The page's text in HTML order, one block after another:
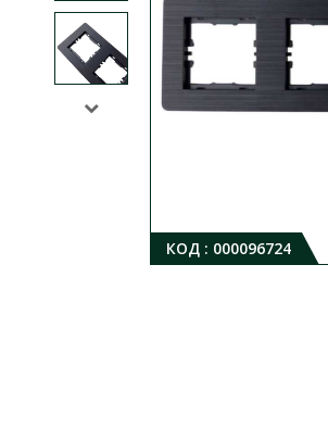
КОД : 000096724